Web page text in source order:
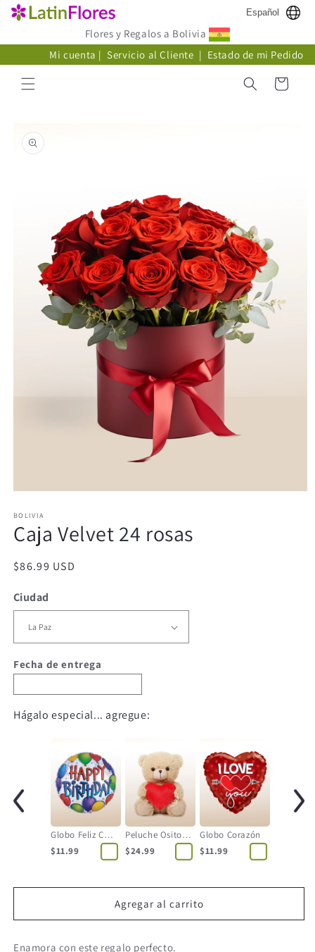
directamente
Español
Flores y Regalos a Bolivia
Mi cuenta | Servicio al Cliente | Estado de mi Pedido
Carrito
información
multimedia
1
en
ventana
modal
BOLIVIA
Caja Velvet 24 rosas
Precio
$86.99 USD
Ciudad
Fecha de entrega
Hágalo especial... agregue:
Globo Feliz Cumpleaños
$11.99
Peluche Osito con Corazón
$24.99
Globo Corazón
$11.99
Agregar al carrito
Enamora con este regalo perfecto.